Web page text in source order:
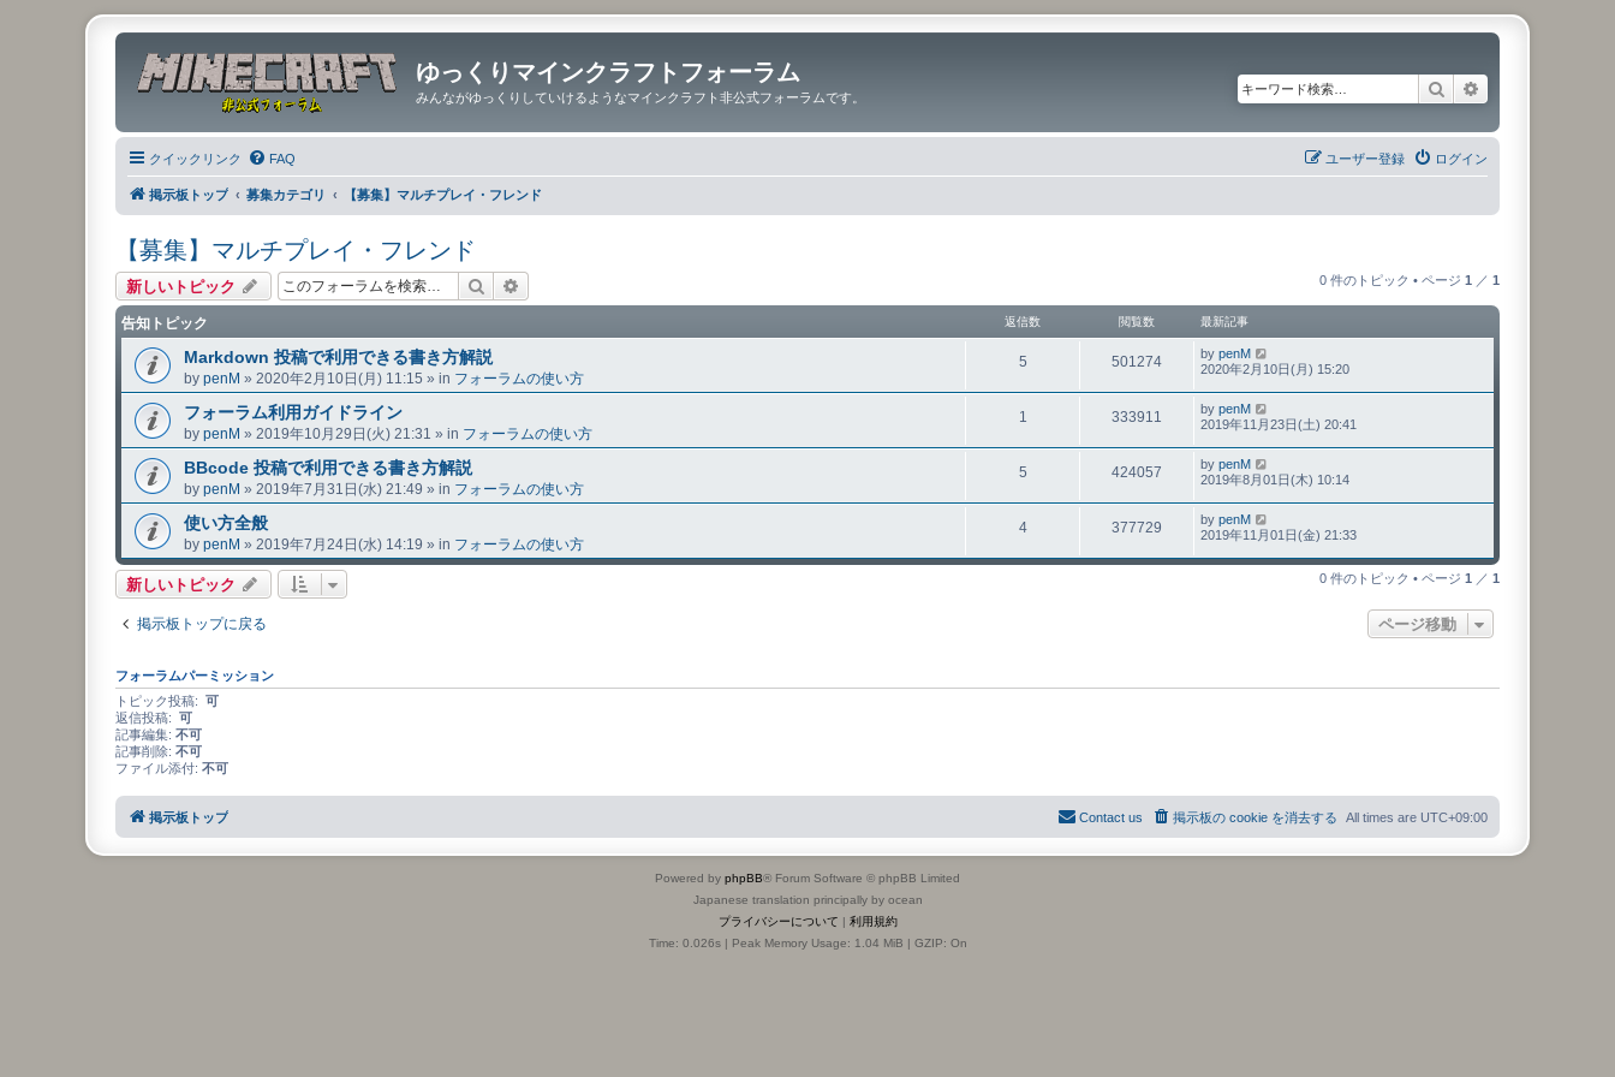
ゆっくりマインクラフトフォーラム
みんながゆっくりしていけるようなマインクラフト非公式フォーラムです。 検索
クイックリンク FAQ ログイン
ユーザー登録
掲示板トップ 募集カテゴリ 【募集】マルチプレイ・フレンド
【募集】マルチプレイ・フレンド
新しいトピック 検索 0 件のトピック • ページ 1 ／ 1
告知トピック 返信数 閲覧数 最新記事
Markdown 投稿で利用できる書き方解説
by penM » 2020年2月10日(月) 11:15 » in フォーラムの使い方
5 501274 by penM
2020年2月10日(月) 15:20
フォーラム利用ガイドライン
by penM » 2019年10月29日(火) 21:31 » in フォーラムの使い方
1 333911 by penM
2019年11月23日(土) 20:41
BBcode 投稿で利用できる書き方解説
by penM » 2019年7月31日(水) 21:49 » in フォーラムの使い方
5 424057 by penM
2019年8月01日(木) 10:14
使い方全般
by penM » 2019年7月24日(水) 14:19 » in フォーラムの使い方
4 377729 by penM
2019年11月01日(金) 21:33
新しいトピック 0 件のトピック • ページ 1 ／ 1
掲示板トップに戻る ページ移動
フォーラムパーミッション
トピック投稿: 可
返信投稿: 可
記事編集: 不可
記事削除: 不可
ファイル添付: 不可
掲示板トップ All times are UTC+09:00
掲示板の cookie を消去する
Contact us
Powered by phpBB® Forum Software © phpBB Limited
Japanese translation principally by ocean
プライバシーについて | 利用規約
Time: 0.026s| Peak Memory Usage: 1.04 MiB | GZIP: On